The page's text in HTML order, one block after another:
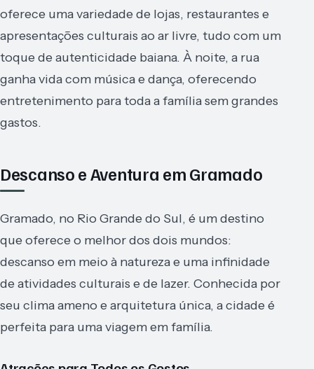
oferece uma variedade de lojas, restaurantes e
apresentações culturais ao ar livre, tudo com um
toque de autenticidade baiana. À noite, a rua
ganha vida com música e dança, oferecendo
entretenimento para toda a família sem grandes
gastos.
Descanso e Aventura em Gramado
Gramado, no Rio Grande do Sul, é um destino
que oferece o melhor dos dois mundos:
descanso em meio à natureza e uma infinidade
de atividades culturais e de lazer. Conhecida por
seu clima ameno e arquitetura única, a cidade é
perfeita para uma viagem em família.